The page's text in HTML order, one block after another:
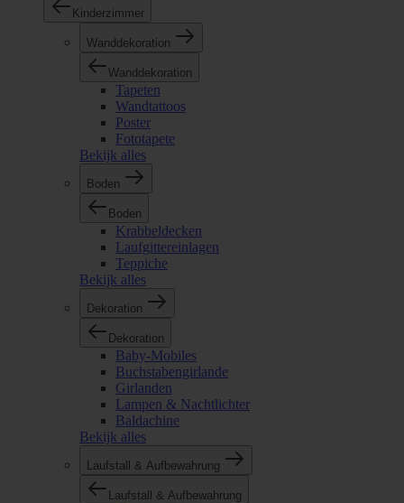
Kinderzimmer
Wanddekoration
Wanddekoration
Tapeten
Wandtattoos
Poster
Fototapete
Bekijk alles
Boden
Boden
Krabbeldecken
Laufgittereinlagen
Teppiche
Bekijk alles
Dekoration
Dekoration
Baby-Mobiles
Buchstabengirlande
Girlanden
Lampen & Nachtlichter
Baldachine
Bekijk alles
Laufstall & Aufbewahrung
Laufstall & Aufbewahrung